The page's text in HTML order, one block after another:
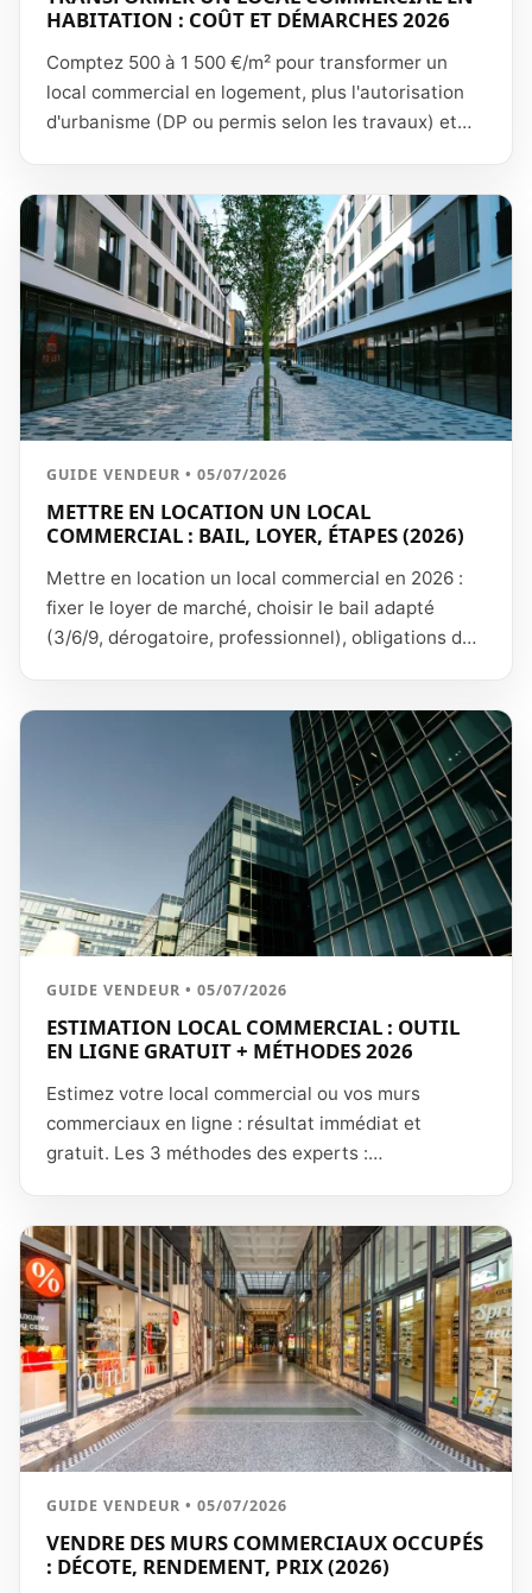
HABITATION : COÛT ET DÉMARCHES 2026
Comptez 500 à 1 500 €/m² pour transformer un
local commercial en logement, plus l'autorisation
d'urbanisme (DP ou permis selon les travaux) et
GUIDE VENDEUR • 05/07/2026
METTRE EN LOCATION UN LOCAL
COMMERCIAL : BAIL, LOYER, ÉTAPES (2026)
Mettre en location un local commercial en 2026 :
fixer le loyer de marché, choisir le bail adapté
(3/6/9, dérogatoire, professionnel), obligations du
GUIDE VENDEUR • 05/07/2026
ESTIMATION LOCAL COMMERCIAL : OUTIL
EN LIGNE GRATUIT + MÉTHODES 2026
Estimez votre local commercial ou vos murs
commerciaux en ligne : résultat immédiat et
gratuit. Les 3 méthodes des experts :
GUIDE VENDEUR • 05/07/2026
VENDRE DES MURS COMMERCIAUX OCCUPÉS
: DÉCOTE, RENDEMENT, PRIX (2026)